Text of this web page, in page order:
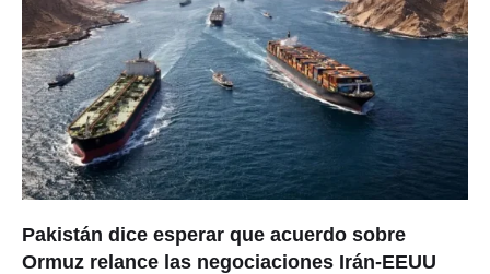
Pakistán dice esperar que acuerdo sobre
Ormuz relance las negociaciones Irán-EEUU